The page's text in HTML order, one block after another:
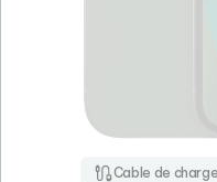
Cable de